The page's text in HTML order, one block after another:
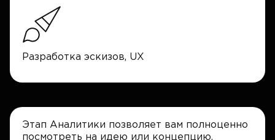
Разработка эскизов, UX
Этап Аналитики позволяет вам полноценно
посмотреть на идею или концепцию,